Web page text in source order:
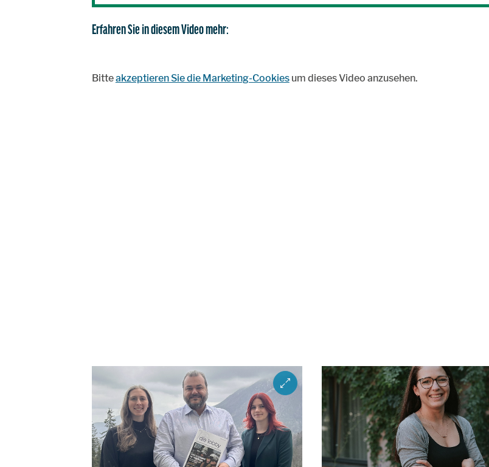
Erfahren Sie in diesem Video mehr:
Bitteakzeptieren Sie die Marketing-Cookiesum dieses Video anzusehen.
ZOOM IMAGE